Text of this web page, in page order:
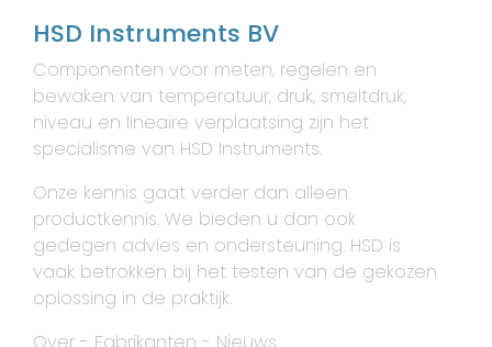
HSD Instruments BV
Componenten voor meten, regelen en
bewaken van temperatuur, druk, smeltdruk,
niveau en lineaire verplaatsing zijn het
specialisme van HSD Instruments.
Onze kennis gaat verder dan alleen
productkennis. We bieden u dan ook
gedegen advies en ondersteuning. HSD is
vaak betrokken bij het testen van de gekozen
oplossing in de praktijk.